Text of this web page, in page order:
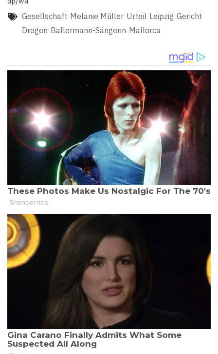
Gesellschaft Melanie Müller Urteil Leipzig Gericht
Drogen Ballermann-Sängerin Mallorca